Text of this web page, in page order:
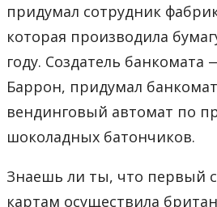
придумал сотрудник
которая производила
году. Создатель
Баррон, придумал
вендинговый автомат по
шоколадных батончиков.
Знаешь ли ты, что первый
картам осуществила